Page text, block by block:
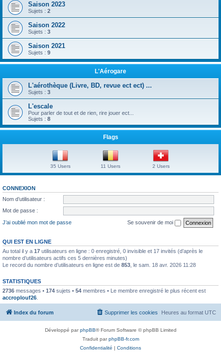
Saison 2023
Sujets : 2
Saison 2022
Sujets : 3
Saison 2021
Sujets : 9
L'Aérogare
L'aérothèque (Livre, BD, revue ect ect) ...
Sujets : 3
L'escale
Pour parler de tout et de rien, rire jouer ect...
Sujets : 8
Flags
35 Users 11 Users 2 Users
CONNEXION
Nom d’utilisateur :
Mot de passe :
J’ai oublié mon mot de passe
Se souvenir de moi
QUI EST EN LIGNE
Au total il y a 17 utilisateurs en ligne : 0 enregistré, 0 invisible et 17 invités (d’après le
nombre d’utilisateurs actifs ces 5 dernières minutes)
Le record du nombre d’utilisateurs en ligne est de 853 , le sam. 18 avr. 2026 11:28
STATISTIQUES
2736 messages • 174 sujets • 54 membres • Le membre enregistré le plus récent est
accroplouf26
Index du forum Heures au format UTC
Supprimer les cookies
Développé parphpBB® Forum Software © phpBB Limited
Traduit parphpBB-fr.com
Confidentialité | Conditions